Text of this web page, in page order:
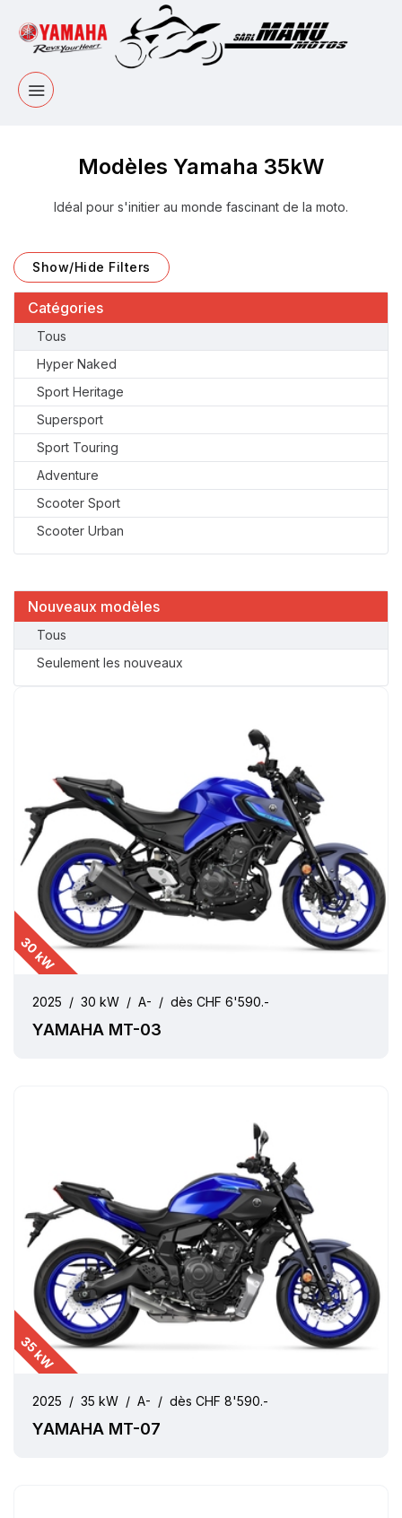
Modèles Yamaha 35kW
Idéal pour s'initier au monde fascinant de la moto.
Show/Hide Filters
Catégories
Tous
Hyper Naked
Sport Heritage
Supersport
Sport Touring
Adventure
Scooter Sport
Scooter Urban
Nouveaux modèles
Tous
Seulement les nouveaux
30 kW
2025 / 30 kW / A- / dès CHF 6'590.-
YAMAHA MT-03
35 kW
2025 / 35 kW / A- / dès CHF 8'590.-
YAMAHA MT-07